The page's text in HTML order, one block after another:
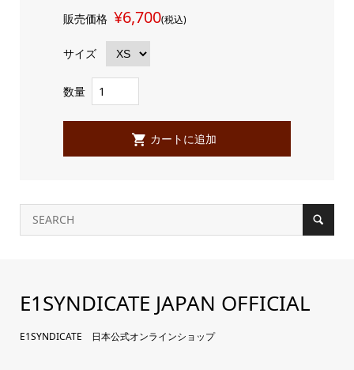
販売価格 ¥6,700(税込)
サイズ
数量
E1SYNDICATE JAPAN OFFICIAL
E1SYNDICATE 日本公式オンラインショップ